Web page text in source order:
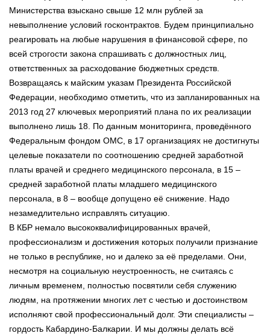
Министерства взыскано свыше 12 млн рублей за
невыполнение условий госконтрактов. Будем принципиально
реагировать на любые нарушения в финансовой сфере, по
всей строгости закона спрашивать с должностных лиц,
ответственных за расходование бюджетных средств.
Возвращаясь к майским указам Президента Российской
Федерации, необходимо отметить, что из запланированных на
2013 год 27 ключевых мероприятий плана по их реализации
выполнено лишь 18. По данным мониторинга, проведённого
Федеральным фондом ОМС, в 17 организациях не достигнуты
целевые показатели по соотношению средней заработной
платы врачей и среднего медицинского персонала, в 15 –
средней заработной платы младшего медицинского
персонала, в 8 – вообще допущено её снижение. Надо
незамедлительно исправлять ситуацию.
В КБР немало высококвалифицированных врачей,
профессионализм и достижения которых получили признание
не только в республике, но и далеко за её пределами. Они,
несмотря на социальную неустроенность, не считаясь с
личным временем, полностью посвятили себя служению
людям, на протяжении многих лет с честью и достоинством
исполняют свой профессиональный долг. Эти специалисты –
гордость Кабардино-Балкарии. И мы должны делать всё